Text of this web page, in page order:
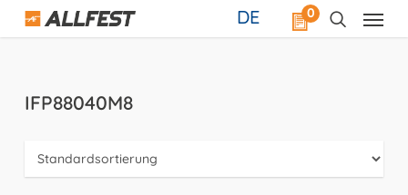
Skip
0
DE
IFP88040M8